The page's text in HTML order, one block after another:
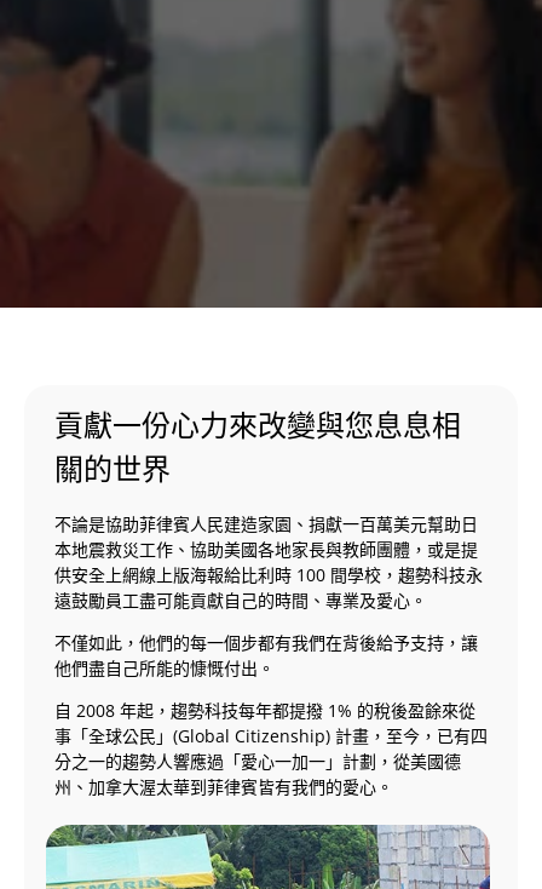
貢獻一份心力來改變與您息息相
關的世界
不論是協助菲律賓人民建造家園、捐獻一百萬美元幫助日
本地震救災工作、協助美國各地家長與教師團體，或是提
供安全上網線上版海報給比利時 100 間學校，趨勢科技永
遠鼓勵員工盡可能貢獻自己的時間、專業及愛心。
不僅如此，他們的每一個步都有我們在背後給予支持，讓
他們盡自己所能的慷慨付出。
自 2008 年起，趨勢科技每年都提撥 1% 的稅後盈餘來從
事「全球公民」(Global Citizenship) 計畫，至今，已有四
分之一的趨勢人響應過「愛心一加一」計劃，從美國德
州、加拿大渥太華到菲律賓皆有我們的愛心。